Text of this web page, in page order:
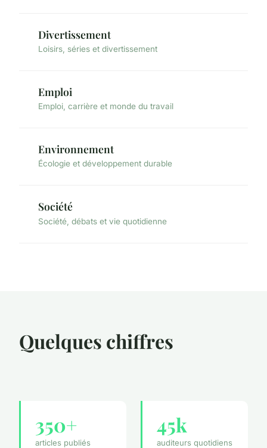
Divertissement
Loisirs, séries et divertissement
Emploi
Emploi, carrière et monde du travail
Environnement
Écologie et développement durable
Société
Société, débats et vie quotidienne
Quelques chiffres
350+
articles publiés
45k
auditeurs quotidiens